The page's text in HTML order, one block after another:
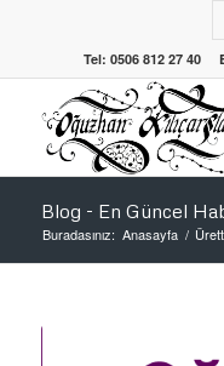
Tel: 0506 812 27 40
Blog - En Güncel
Buradasınız: Anasayfa /